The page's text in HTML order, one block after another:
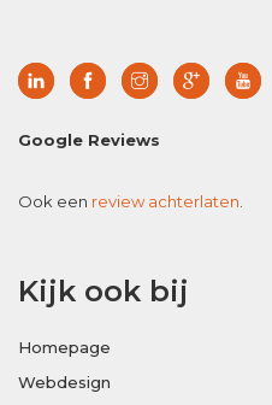
Google Reviews
Ook een review achterlaten
Kijk ook bij
Homepage
Webdesign